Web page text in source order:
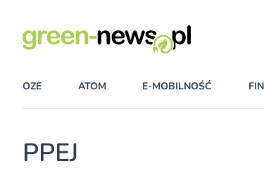
OZE ATOM E-MOBILNOŚĆ
PPEJ